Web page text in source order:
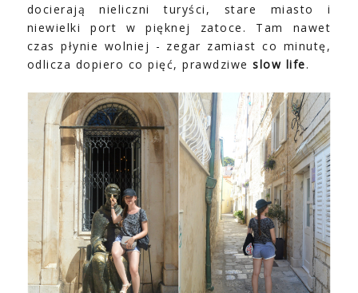
docierają nieliczni turyści, stare miasto i
niewielki port w pięknej zatoce. Tam nawet
czas płynie wolniej - zegar zamiast co minutę,
odlicza dopiero co pięć, prawdziweslow life.